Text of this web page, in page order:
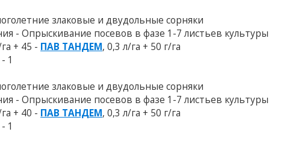
злаковые и двудольные сорняки
- Опрыскивание посевов в фазе 1-7 листьев культуры
+ 45 - ПАВ ТАНДЕМ, 0,3 л/га + 50 г/га
1
злаковые и двудольные сорняки
- Опрыскивание посевов в фазе 1-7 листьев культуры
+ 40 - ПАВ ТАНДЕМ, 0,3 л/га + 50 г/га
1